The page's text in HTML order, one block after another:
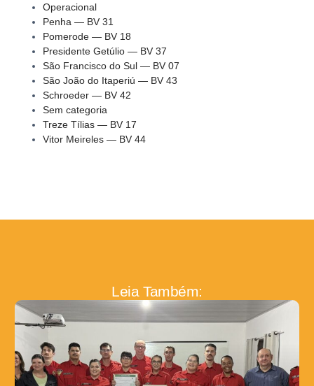
Operacional
Penha — BV 31
Pomerode — BV 18
Presidente Getúlio — BV 37
São Francisco do Sul — BV 07
São João do Itaperiú — BV 43
Schroeder — BV 42
Sem categoria
Treze Tílias — BV 17
Vitor Meireles — BV 44
Leia Também: